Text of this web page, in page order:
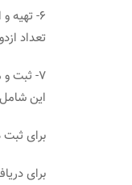
6- تهیه
تعداد
7- ثبت
این
برای ثبت
برای